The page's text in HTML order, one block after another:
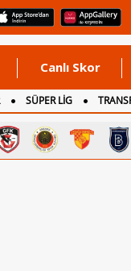
Canlı Skor
SÜPER LİG